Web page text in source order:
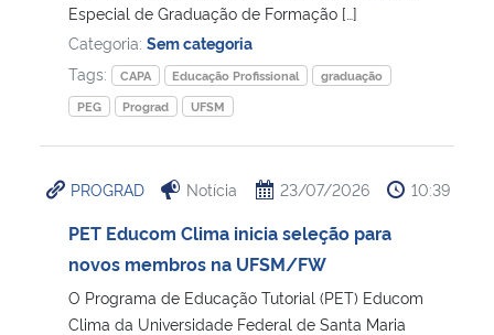
Ministério da Ciência, Tecnologia, Inovações e Comunicações
Ministério do Meio Ambiente
Ministério do Turismo
Ministério do Desenvolvimento Regional
Controladoria-Geral da União
Ministério da Mulher, da Família e dos Direitos Humanos
Especial de Graduação de Formação […]
Categoria: Sem categoria
Tags:
CAPA Educação Profissional
graduação
PEG
Prograd UFSM
PROGRAD Notícia 23/07/2026 10:39
PET Educom Clima inicia seleção para
novos membros na UFSM/FW
O Programa de Educação Tutorial (PET) Educom
Clima da Universidade Federal de Santa Maria